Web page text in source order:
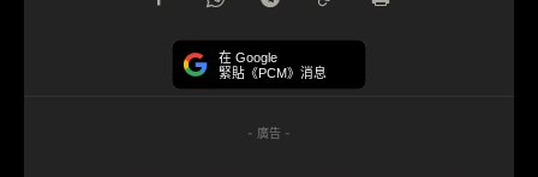
在 Google
緊貼《PCM》消息
- 廣告 -